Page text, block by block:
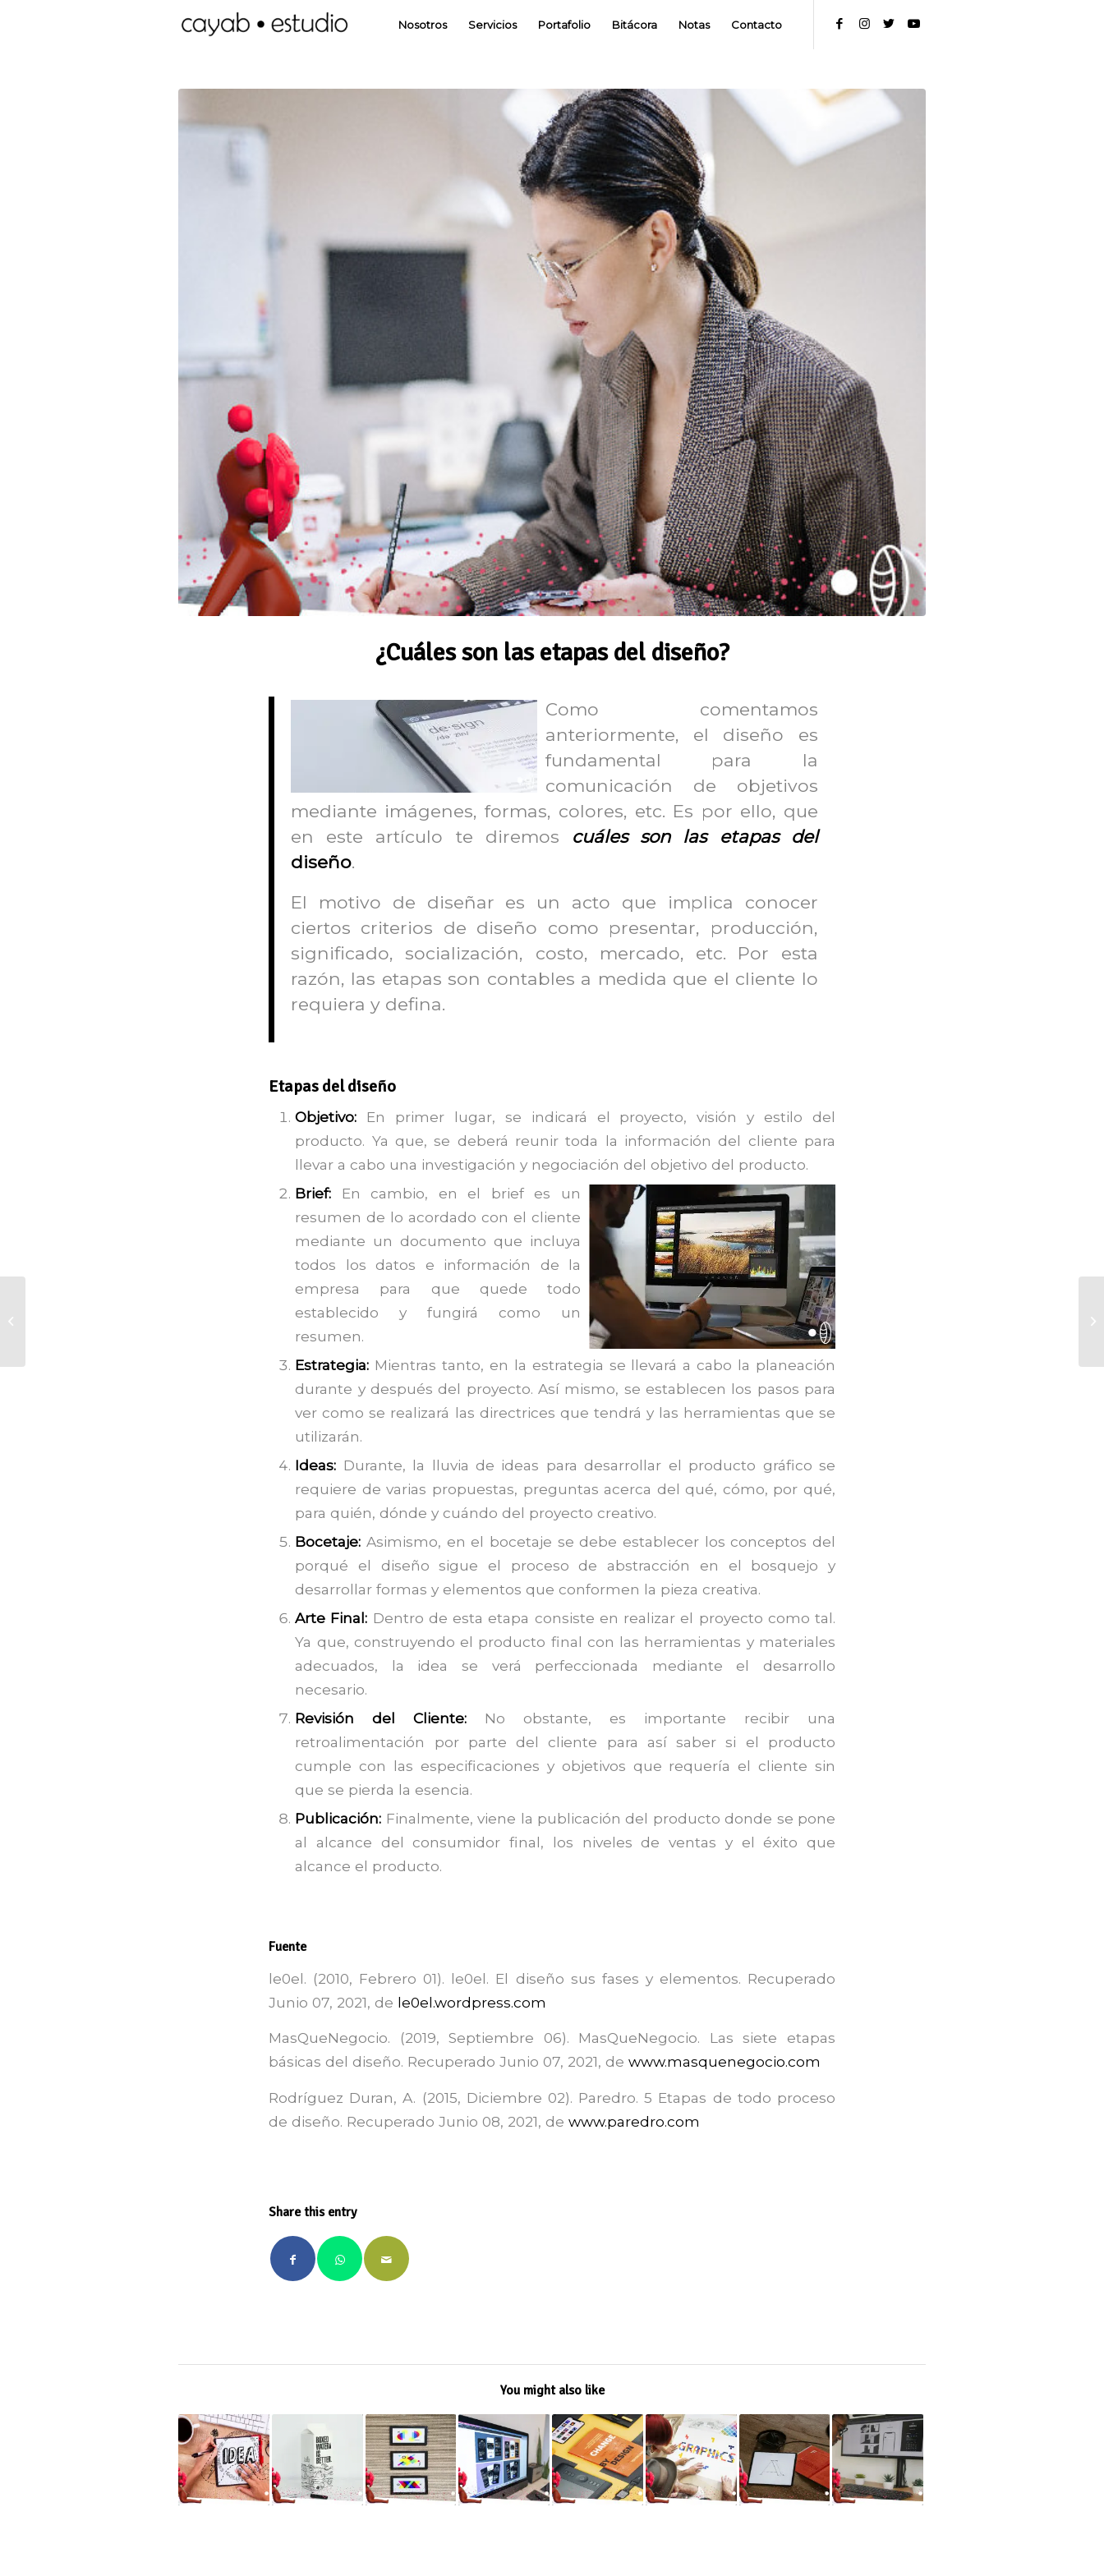
Nosotros Servicios Portafolio Bitácora Notas Contacto
¿Cuáles son las etapas del diseño?
Como comentamos
anteriormente, el diseño es
fundamental para la
comunicación de objetivos
mediante imágenes, formas, colores, etc. Es por ello, que
en este artículo te diremos cuáles son las etapas del
diseño.
El motivo de diseñar es un acto que implica conocer
ciertos criterios de diseño como presentar, producción,
significado, socialización, costo, mercado, etc. Por esta
razón, las etapas son contables a medida que el cliente lo
requiera y defina.
Etapas del diseño
Objetivo: En primer lugar, se indicará el proyecto, visión y estilo del
producto. Ya que, se deberá reunir toda la información del cliente para
llevar a cabo una investigación y negociación del objetivo del producto.
Brief: En cambio, en el brief es un
resumen de lo acordado con el cliente
mediante un documento que incluya
todos los datos e información de la
empresa para que quede todo
establecido y fungirá como un
resumen.
Estrategia: Mientras tanto, en la estrategia se llevará a cabo la planeación
durante y después del proyecto. Así mismo, se establecen los pasos para
ver como se realizará las directrices que tendrá y las herramientas que se
utilizarán.
Ideas: Durante, la lluvia de ideas para desarrollar el producto gráfico se
requiere de varias propuestas, preguntas acerca del qué, cómo, por qué,
para quién, dónde y cuándo del proyecto creativo.
Bocetaje: Asimismo, en el bocetaje se debe establecer los conceptos del
porqué el diseño sigue el proceso de abstracción en el bosquejo y
desarrollar formas y elementos que conformen la pieza creativa.
Arte Final: Dentro de esta etapa consiste en realizar el proyecto como tal.
Ya que, construyendo el producto final con las herramientas y materiales
adecuados, la idea se verá perfeccionada mediante el desarrollo
necesario.
Revisión del Cliente: No obstante, es importante recibir una
retroalimentación por parte del cliente para así saber si el producto
cumple con las especificaciones y objetivos que requería el cliente sin
que se pierda la esencia.
Publicación: Finalmente, viene la publicación del producto donde se pone
al alcance del consumidor final, los niveles de ventas y el éxito que
alcance el producto.
Fuente
le0el. (2010, Febrero 01). le0el. El diseño sus fases y elementos. Recuperado
Junio 07, 2021, de le0el.wordpress.com
MasQueNegocio. (2019, Septiembre 06). MasQueNegocio. Las siete etapas
básicas del diseño. Recuperado Junio 07, 2021, de www.masquenegocio.com
Rodríguez Duran, A. (2015, Diciembre 02). Paredro. 5 Etapas de todo proceso
de diseño. Recuperado Junio 08, 2021, de www.paredro.com
Share this entry
You might also like